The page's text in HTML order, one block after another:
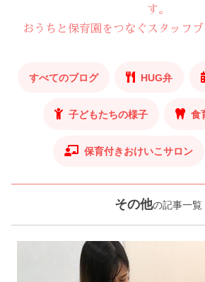
す。
おうちと保育園をつなぐスタッフブ
すべてのブログ HUG弁
子どもたちの様子 食
保育付きおけいこサロン
その他の記事一覧